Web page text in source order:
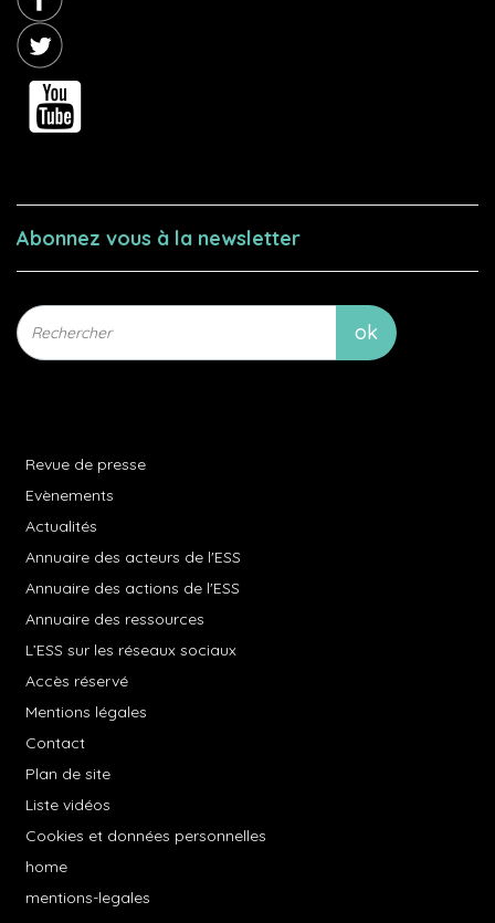
Abonnez vous à la newsletter
Revue de presse
Evènements
Actualités
Annuaire des acteurs de l'ESS
Annuaire des actions de l'ESS
Annuaire des ressources
L’ESS sur les réseaux sociaux
Accès réservé
Mentions légales
Contact
Plan de site
Liste vidéos
Cookies et données personnelles
home
mentions-legales